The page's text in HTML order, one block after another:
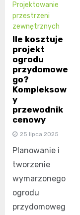
Projektowanie
przestrzeni
zewnętrznych
Ile kosztuje
projekt
ogrodu
przydomowe
go?
Kompleksow
y
przewodnik
cenowy
25 lipca 2025
Planowanie i
tworzenie
wymarzonego
ogrodu
przydomoweg